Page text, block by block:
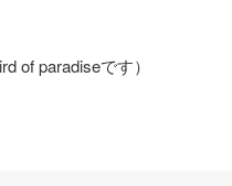
of paradiseです）